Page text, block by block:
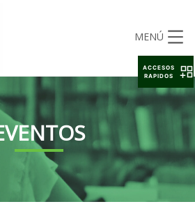
MENÚ
ACCESOS
RAPIDOS